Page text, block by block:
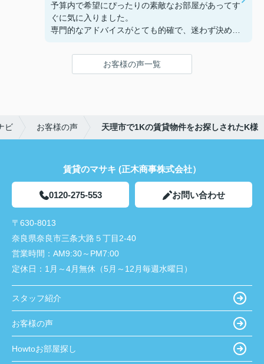
予算内で希望にぴったりの素敵なお部屋があってす
ぐに気に入りました。
専門的なアドバイスがとても的確で、迷わず決める
鍵の受け取りのときに、また元気(o・・o)/~お店に
お客様の声一覧
ビ お客様の声 天理市で1Kの賃貸物件をお探しされたK様
賃貸のマサキ (正木商事株式会社）
0120-275-553 お問い合わせ
〒630-8013
奈良県奈良市三条大路５丁目2-40
営業時間： AM9:30～PM7:00
定休日： 1月～4月無休（5月～12月毎週水曜日）
スタッフ紹介
お客様の声
Howtoお部屋探し